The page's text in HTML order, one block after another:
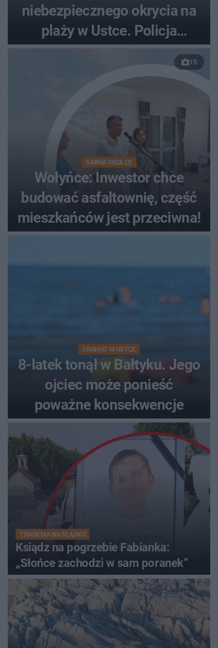
niebezpiecznego okrycia na
plaży w Ustce. Policja
musiała zamknąć odcinek
wybrzeża
15
GMINA SIEDLCE
Wołyńce: Inwestor chce
budować asfaltownię, część
mieszkańców jest przeciwna!
DRAMAT W USTCE
8-latek tonął w Bałtyku. Jego
ojciec może ponieść
poważne konsekwencje
TRAGEDIA NA ŚLĄSKU
Ksiądz na pogrzebie Fabianka:
„Słońce zachodzi w sam poranek”